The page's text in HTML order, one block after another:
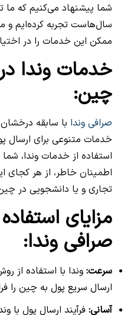
شما پیشنهاد می‌کنیم که ما
سال‌هاست تجربه کرده‌ایم و
ممکن این خدمات را در
خدمات وندا
چین:
صرافی وندا با سابقه درخشان
خدمات متنوعی برای ارسال
استفاده از خدمات وندا، شما
اطمینان خاطر، از هر
تجاری و یا دانشجویی در
مزایای
صرافی وندا:
سرعت:وندا با استفاده از
ارسال سریع پول به چین را
آسانی:فرآیند ارسال پول با